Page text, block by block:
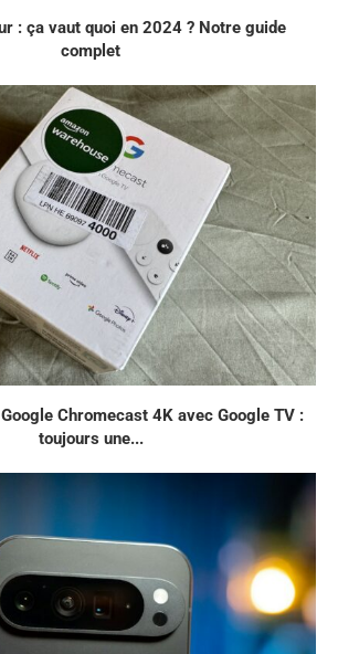
: ça vaut quoi en 2024 ? Notre guide
complet
Chromecast 4K avec Google TV :
toujours une...